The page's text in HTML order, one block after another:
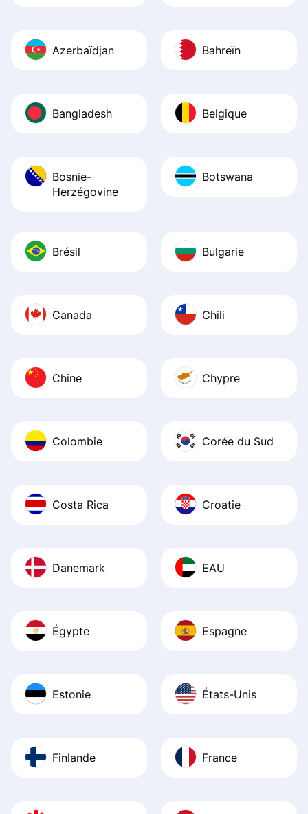
Azerbaïdjan Bahreïn
Bangladesh Belgique
Bosnie-
Herzégovine
Botswana
Brésil Bulgarie
Canada Chili
Chine Chypre
Colombie Corée du Sud
Costa Rica Croatie
Danemark EAU
Égypte Espagne
Estonie États-Unis
Finlande France